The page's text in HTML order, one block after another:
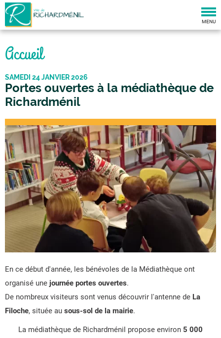
MENU
Accueil
SAMEDI 24 JANVIER 2026
Portes ouvertes à la médiathèque de
Richardménil
En ce début d'année, les bénévoles de la Médiathèque ont
organisé une journée portes ouvertes.
De nombreux visiteurs sont venus découvrir l'antenne de La
Filoche, située au sous-sol de la mairie.
La médiathèque de Richardménil propose environ 5 000